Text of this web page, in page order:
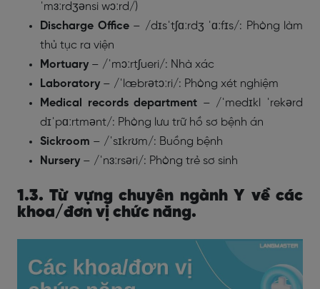
ˈmɜːrdʒənsi wɔːrd/)
Discharge Office– /dɪsˈtʃɑːrdʒ ˈɑːfɪs/: Phòng làm
thủ tục ra viện
Mortuary – /ˈmɔːrtʃueri/: Nhà xác
Laboratory – /ˈlæbrətɔːri/: Phòng xét nghiệm
Medical records department – /ˈmedɪkl ˈrekərd
dɪˈpɑːrtmənt/: Phòng lưu trữ hồ sơ bệnh án
Sickroom – /ˈsɪkrʊm/: Buồng bệnh
Nursery – /ˈnɜːrsəri/: Phòng trẻ sơ sinh
1.3. Từ vựng chuyên ngành Y về các
khoa/đơn vị chức năng.